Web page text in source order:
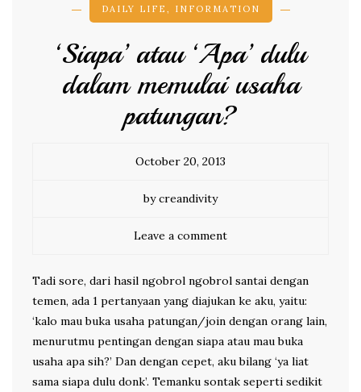
DAILY LIFE , INFORMATION
‘Siapa’ atau ‘Apa’ dulu
dalam memulai usaha
patungan?
October 20, 2013
by creandivity
Leave a comment
Tadi sore, dari hasil ngobrol ngobrol santai dengan
temen, ada 1 pertanyaan yang diajukan ke aku, yaitu:
‘kalo mau buka usaha patungan/join dengan orang lain,
menurutmu pentingan dengan siapa atau mau buka
usaha apa sih?’ Dan dengan cepet, aku bilang ‘ya liat
sama siapa dulu donk’. Temanku sontak seperti sedikit